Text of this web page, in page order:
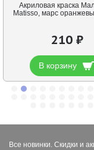
Акриловая краска
Matisso, марс
210 ₽
В корзину
Все новинки. Скидки и